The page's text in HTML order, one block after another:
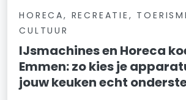
HORECA, RECREATIE,
CULTUUR
IJsmachines en Horeca
Emmen: zo kies je
jouw keuken echt